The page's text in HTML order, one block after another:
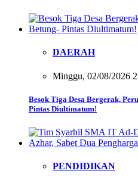
DAERAH
Minggu, 02/08/2026
Besok Tiga Desa Bergerak,
Pintas Diultimatum!
PENDIDIKAN